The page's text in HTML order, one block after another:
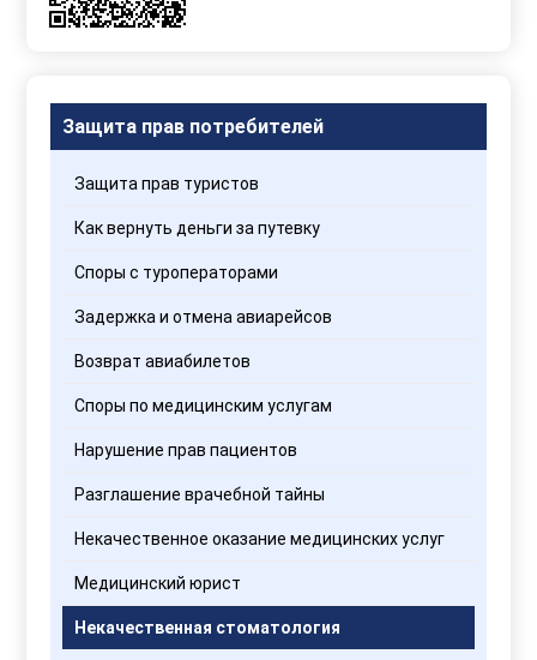
Правилами
Защита прав потребителей
Защита прав туристов
Как вернуть деньги за путевку
Споры с туроператорами
Задержка и отмена авиарейсов
Возврат авиабилетов
Споры по медицинским услугам
Нарушение прав пациентов
Разглашение врачебной тайны
Некачественное оказание медицинских услуг
Медицинский юрист
Некачественная стоматология